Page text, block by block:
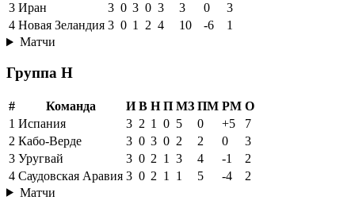
3 Иран 3 0 3 0 3 3 0
3
4 Новая Зеландия 3 0 1 2 4 10 -6
1
Матчи
Группа H
# Команда И В Н П МЗ ПМ РМ О
1 Испания 3 2 1 0 5 0 +5
7
2 Кабо-Верде 3 0 3 0 2 2 0
3
3 Уругвай 3 0 2 1 3 4 -1
2
4 Саудовская Аравия 3 0 2 1 1 5 -4
2
Матчи